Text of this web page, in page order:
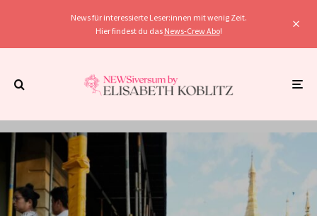
News für interessierte Leser:innen mit wenig Zeit.
Hier findest du das News-Crew Abo!